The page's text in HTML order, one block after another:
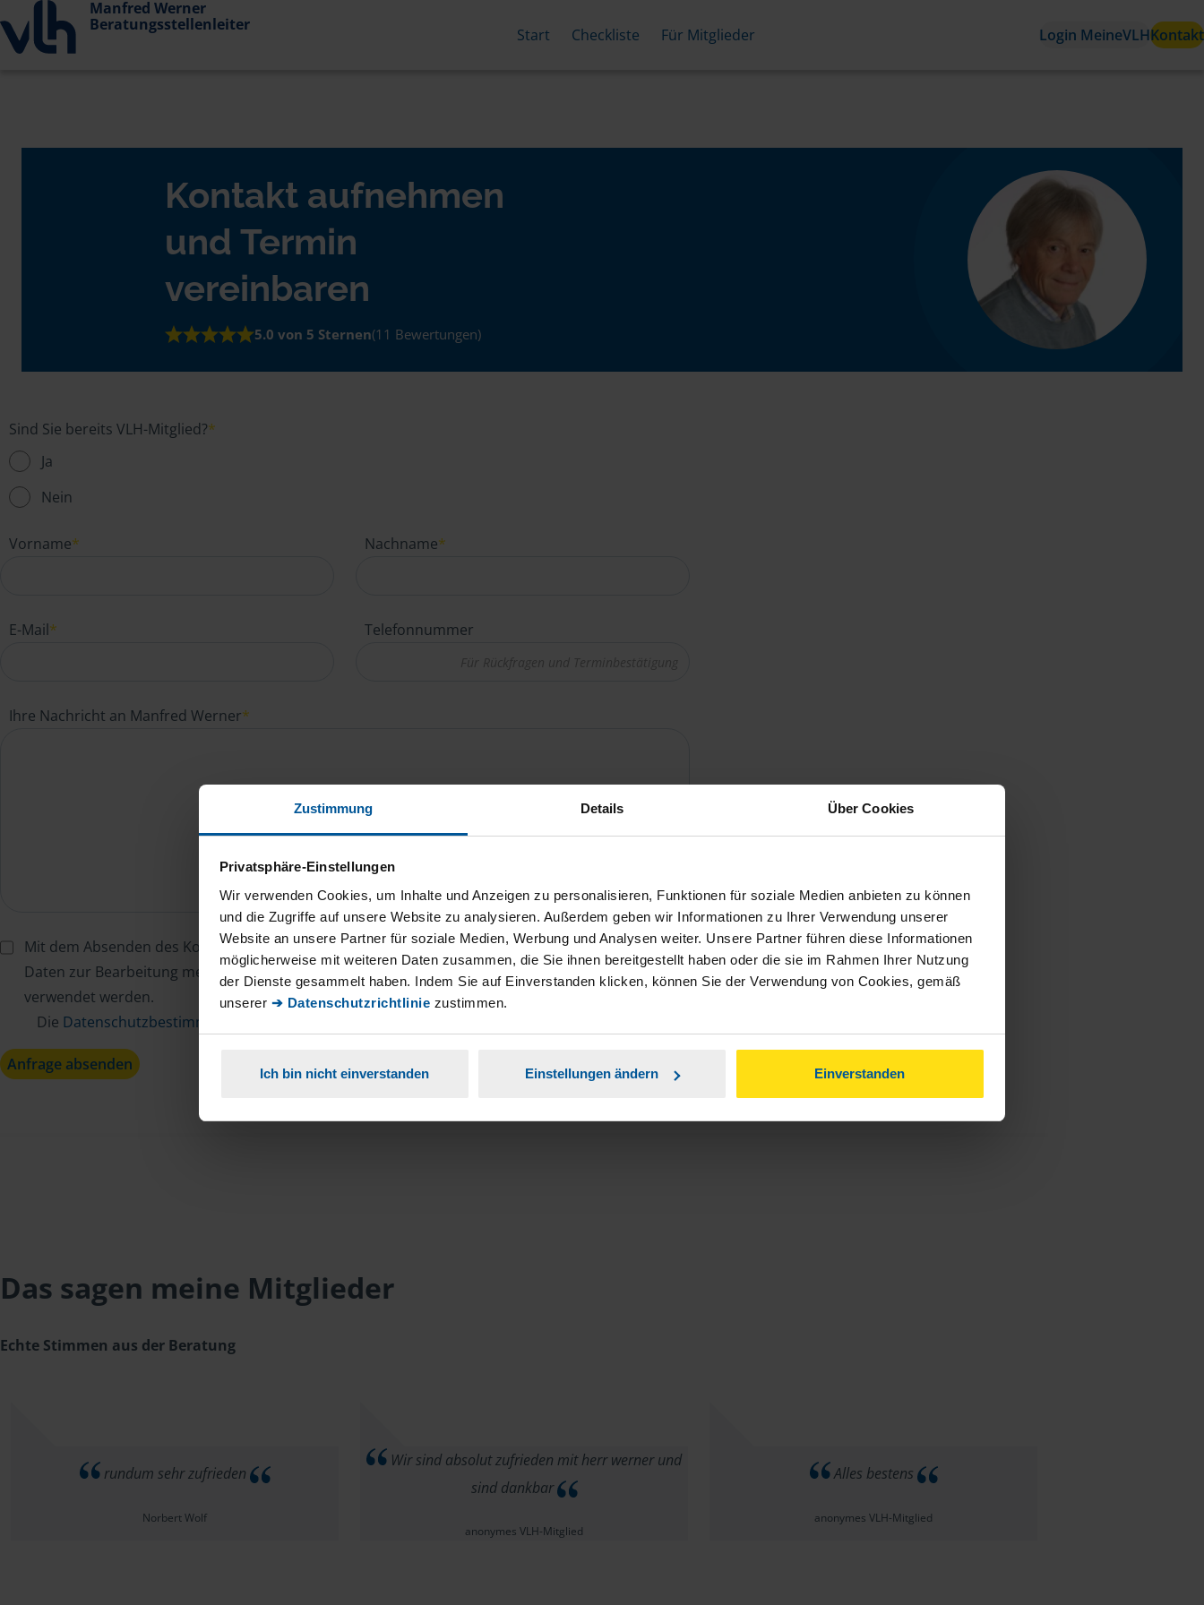
Zustimmung Details Über Cookies
Privatsphäre-Einstellungen
Wir verwenden Cookies, um Inhalte und Anzeigen zu personalisieren, Funktionen für soziale Medien anbieten zu können
und die Zugriffe auf unsere Website zu analysieren. Außerdem geben wir Informationen zu Ihrer Verwendung unserer
Website an unsere Partner für soziale Medien, Werbung und Analysen weiter. Unsere Partner führen diese Informationen
möglicherweise mit weiteren Daten zusammen, die Sie ihnen bereitgestellt haben oder die sie im Rahmen Ihrer Nutzung
der Dienste gesammelt haben. Indem Sie auf Einverstanden klicken, können Sie der Verwendung von Cookies, gemäß
unserer ➔ Datenschutzrichtlinie zustimmen.
Ich bin nicht einverstanden Einstellungen ändern Einverstanden
Manfred Werner
Beratungsstellenleiter
Start Checkliste Für Mitglieder Login MeineVLHKontakt
Kontakt aufnehmen
und Termin
vereinbaren
5.0 von 5 Sternen(11 Bewertungen)
Sind Sie bereits VLH-Mitglied?*
Ja
Nein
Vorname* Nachname*
E-Mail* Telefonnummer
Ihre Nachricht an Manfred Werner*
Mit dem Absenden des Kontaktformulars erkläre ich mich damit einverstanden, dass meine
Daten zur Bearbeitung meines Anliegens sowie zur internen Analyse der Zugriffsquelle
verwendet werden.
Die Datenschutzbestimmungen
Anfrage absenden
Das sagen meine Mitglieder
Echte Stimmen aus der Beratung
rundum sehr zufrieden
Norbert Wolf
Wir sind absolut zufrieden mit herr werner und
sind dankbar
anonymes VLH-Mitglied
Alles bestens
anonymes VLH-Mitglied